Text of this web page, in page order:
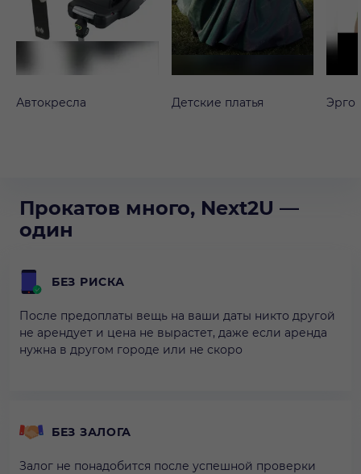
Автокресла Детские платья Эрго
Прокатов много, Next2U —
один
БЕЗ РИСКА
После предоплаты вещь на ваши даты никто другой
не арендует и цена не вырастет, даже если аренда
нужна в другом городе или не скоро
БЕЗ ЗАЛОГА
Залог не понадобится после успешной проверки